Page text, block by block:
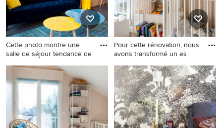
Cette photo montre une
salle de séjour tendance de
Cette photo montre une salle
de séjour tendance de taille
moyenne et ouverte avec un
mur multicolore, aucune
cheminée et aucun
téléviseur.
Pour cette rénovation, nous
avons transformé un es
Aménagement d'une
chambre de bébé neutre
contemporaine de taille
moyenne avec un mur beige,
parquet clair et un sol beige.